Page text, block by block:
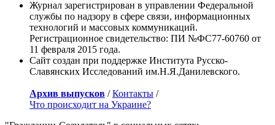
Журнал зарегистрирован в управлении Федеральной
службы по надзору в сфере связи, информационных
технологий и массовых коммуникаций.
Регистрационное свидетельство: ПИ №ФС77-60760 от
11 февраля 2015 года.
Сайт создан при поддержке Института Русско-
Славянских Исследований им.Н.Я.Данилевского.
Архив выпусков /Контакты /
Что происходит на Украине?